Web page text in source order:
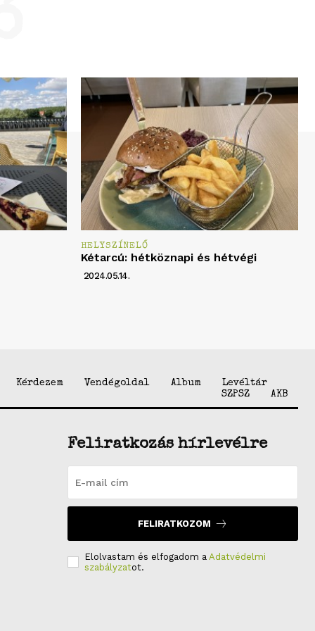
HELYSZÍNELŐ
Kétarcú: hétköznapi és hétvégi
2024.05.14.
Kérdezem Vendégoldal Album
Levéltár
SZPSZ
AKB
Feliratkozás hírlevélre
FELIRATKOZOM
Elolvastam és elfogadom a Adatvédelmi
szabályzatot.